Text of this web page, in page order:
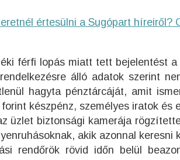
értesülni a Sugópart híreiről?
férfi lopás miatt tett bejelentést
álló adatok szerint
hagyta pénztárcáját, amit
készpénz, személyes iratok és
üzlet biztonsági kamerája
akik azonnal keresni
rendőrök rövid időn belül